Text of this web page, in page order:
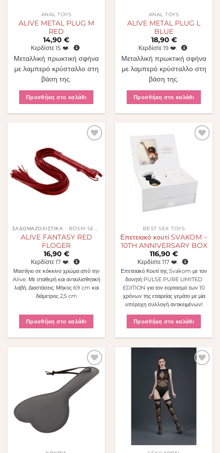
ANAL TOYS
ALIVE METAL PLUG M
RED
14,90 €
Κερδίστε 15❤️.
Μεταλλική πρωκτική σφήνα
με λαμπερό κρύσταλλο στη
βάση της.
Προσθήκη στο καλάθι
ANAL TOYS
ALIVE METAL PLUG L
BLUE
18,90 €
Κερδίστε 19❤️.
Μεταλλική πρωκτική σφήνα
με λαμπερό κρύσταλλο στη
βάση της.
Προσθήκη στο καλάθι
επιθυμιών
ΣΑΔΟΜΑΖΟΧΙΣΤΙΚΆ - BDSM SEX TOYS
ALIVE FANTASY RED
FLOGER
16,90 €
Κερδίστε 17❤️.
Μαστίγιο σε κόκκινο χρώμα από την
Alive. Με σταθερή και αντιολισθητική
λαβή. Διαστάσεις: Μήκος 69 cm και
διάμετρος 2,5 cm
Προσθήκη στο καλάθι
BEST SEX TOYS
Επετειακό κουτί SVAKOM –
10TH ANNIVERSARY BOX
116,90 €
Κερδίστε 117❤️.
Επετειακό Κουτί της Svakom με τον
δονητή PULSE PURE LIMITED
EDITION για τον εορτασμό των 10
χρόνων της εταιρείας γεμάτο με μία
υπέροχη συλλογή αντικειμένων!
Προσθήκη στο καλάθι
Πρόσθήκη
στην λίστα
επιθυμιών